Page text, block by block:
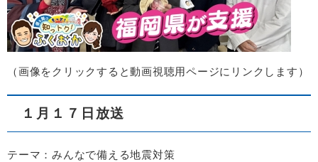
（画像をクリックすると動画視聴用ページにリンクします）
１月１７日放送
テーマ：みんなで備える地震対策